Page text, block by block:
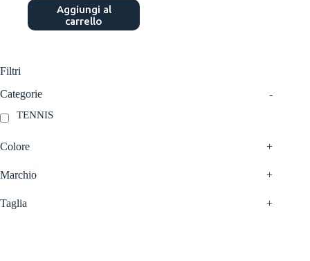
Aggiungi al
carrello
Filtri
Categorie
-
TENNIS
Colore +
Marchio +
Taglia +